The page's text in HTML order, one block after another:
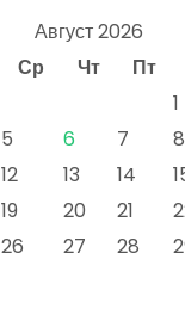
Август 2026
Ср Чт Пт
1
5 6 7 8
12 13 14
19 20 21
26 27 28